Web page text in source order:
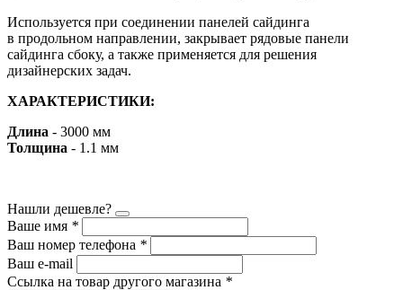
Используется при соединении панелей сайдинга
в продольном направлении, закрывает рядовые панели
сайдинга сбоку, а также применяется для решения
дизайнерских задач.
ХАРАКТЕРИСТИКИ:
Длина - 3000 мм
Толщина - 1.1 мм
Нашли дешевле?
Ваше имя *
Ваш номер телефона *
Ваш e-mail
Ссылка на товар другого магазина *